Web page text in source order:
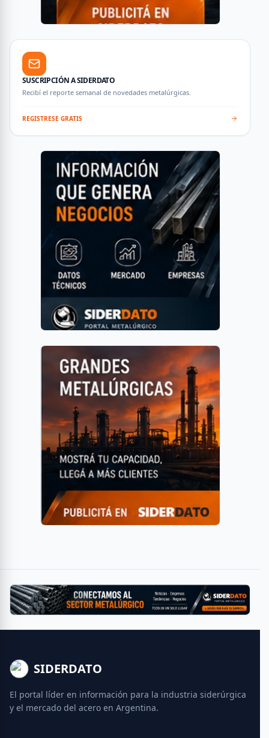
SUSCRIPCIÓN A SIDERDATO
Recibí el reporte semanal de novedades metalúrgicas.
REGISTRESE GRATIS
SIDERDATO
El portal líder en información para la industria siderúrgica
y el mercado del acero en Argentina.